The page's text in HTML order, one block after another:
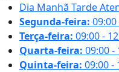
Dia Manhã Tarde
Segunda-feira: 09:00
Terça-feira: 09:00 -
Quarta-feira: 09:00 -
Quinta-feira: 09:00 -